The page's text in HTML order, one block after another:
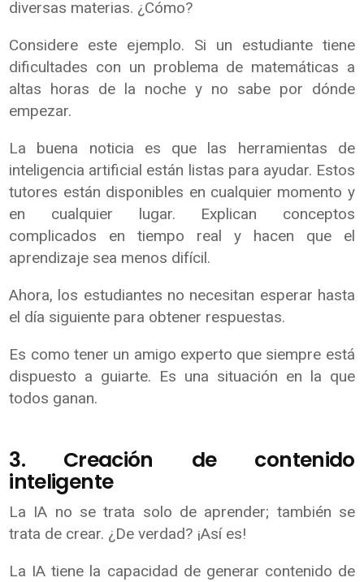
diversas materias. ¿Cómo?
Considere este ejemplo. Si un estudiante tiene
dificultades con un problema de matemáticas a
altas horas de la noche y no sabe por dónde
empezar.
La buena noticia es que las herramientas de
inteligencia artificial están listas para ayudar. Estos
tutores están disponibles en cualquier momento y
en cualquier lugar. Explican conceptos
complicados en tiempo real y hacen que el
aprendizaje sea menos difícil.
Ahora, los estudiantes no necesitan esperar hasta
el día siguiente para obtener respuestas.
Es como tener un amigo experto que siempre está
dispuesto a guiarte. Es una situación en la que
todos ganan.
3. Creación de contenido
inteligente
La IA no se trata solo de aprender; también se
trata de crear. ¿De verdad? ¡Así es!
La IA tiene la capacidad de generar contenido de